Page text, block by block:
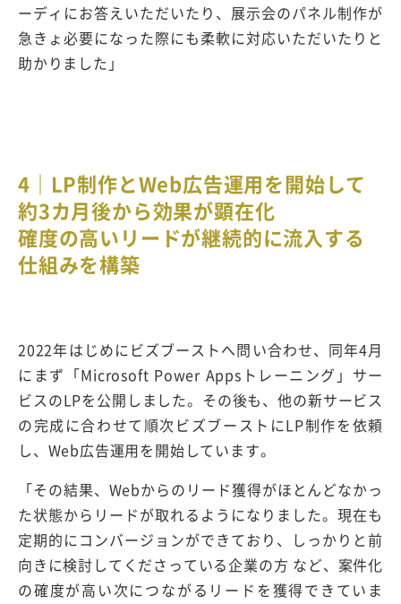
ーディにお答えいただいたり、展示会のパネル制作が
急きょ必要になった際にも柔軟に対応いただいたりと
助かりました」
4｜LP制作とWeb広告運用を開始して
約3カ月後から効果が顕在化
確度の高いリードが継続的に流入する
仕組みを構築
2022年はじめにビズブーストへ問い合わせ、同年4月
にまず「Microsoft Power Appsトレーニング」サー
ビスのLPを公開しました。その後も、他の新サービス
の完成に合わせて順次ビズブーストにLP制作を依頼
し、Web広告運用を開始しています。
「その結果、Webからのリード獲得がほとんどなかっ
た状態からリードが取れるようになりました。現在も
定期的にコンバージョンができており、しっかりと前
向きに検討してくださっている企業の方 など、案件化
の確度が高い次につながるリードを獲得できていま